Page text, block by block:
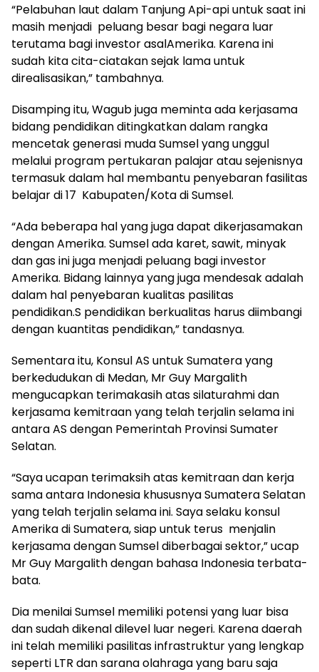
“Pelabuhan laut dalam Tanjung Api-api untuk saat ini
masih menjadi peluang besar bagi negara luar
terutama bagi investor asalAmerika. Karena ini
sudah kita cita-ciatakan sejak lama untuk
direalisasikan,” tambahnya.
Disamping itu, Wagub juga meminta ada kerjasama
bidang pendidikan ditingkatkan dalam rangka
mencetak generasi muda Sumsel yang unggul
melalui program pertukaran palajar atau sejenisnya
termasuk dalam hal membantu penyebaran fasilitas
belajar di 17 Kabupaten/Kota di Sumsel.
“Ada beberapa hal yang juga dapat dikerjasamakan
dengan Amerika. Sumsel ada karet, sawit, minyak
dan gas ini juga menjadi peluang bagi investor
Amerika. Bidang lainnya yang juga mendesak adalah
dalam hal penyebaran kualitas pasilitas
pendidikan.S pendidikan berkualitas harus diimbangi
dengan kuantitas pendidikan,” tandasnya.
Sementara itu, Konsul AS untuk Sumatera yang
berkedudukan di Medan, Mr Guy Margalith
mengucapkan terimakasih atas silaturahmi dan
kerjasama kemitraan yang telah terjalin selama ini
antara AS dengan Pemerintah Provinsi Sumater
Selatan.
“Saya ucapan terimaksih atas kemitraan dan kerja
sama antara Indonesia khususnya Sumatera Selatan
yang telah terjalin selama ini. Saya selaku konsul
Amerika di Sumatera, siap untuk terus menjalin
kerjasama dengan Sumsel diberbagai sektor,” ucap
Mr Guy Margalith dengan bahasa Indonesia terbata-
bata.
Dia menilai Sumsel memiliki potensi yang luar bisa
dan sudah dikenal dilevel luar negeri. Karena daerah
ini telah memiliki pasilitas infrastruktur yang lengkap
seperti LTR dan sarana olahraga yang baru saja